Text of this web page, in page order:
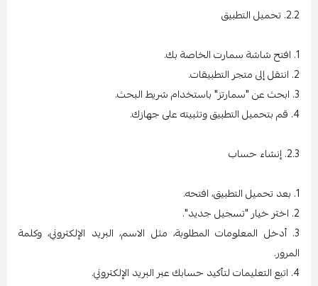
2.2. تحميل التطبيق
1. افتح شاشة سمارت الخاصة بك.
2. انتقل إلى متجر التطبيقات.
3. ابحث عن "سمارتز" باستخدام شريط البحث.
4. قم بتحميل التطبيق وتثبيته على جهازك.
2.3. إنشاء حساب
1. بعد تحميل التطبيق، افتحه.
2. اختر خيار "تسجيل جديد".
3. أدخل المعلومات المطلوبة، مثل الاسم، البريد الإلكتروني، وكلمة
المرور.
4. اتبع التعليمات لتأكيد حسابك عبر البريد الإلكتروني.